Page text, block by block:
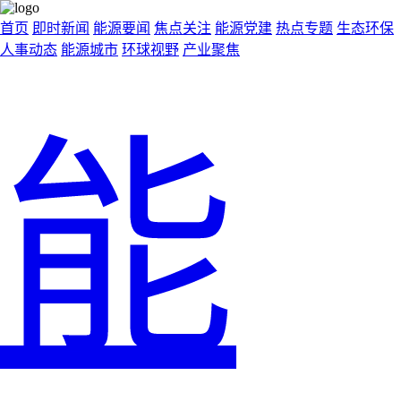
首页 即时新闻 能源要闻 焦点关注 能源党建 热点专题 生态环保
人事动态 能源城市 环球视野 产业聚焦
能